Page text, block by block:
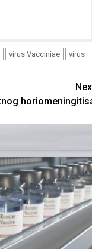
virus Vacciniae
virus